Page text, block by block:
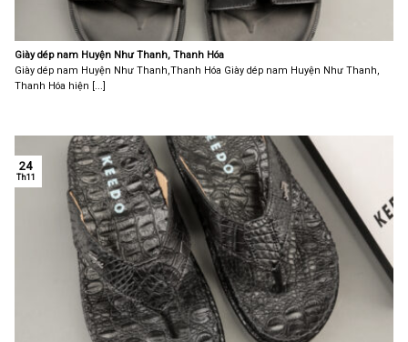
Giày dép nam Huyện Như Thanh, Thanh Hóa
Giày dép nam Huyện Như Thanh,Thanh Hóa Giày dép nam Huyện Như Thanh,
Thanh Hóa hiện [...]
24
Th11